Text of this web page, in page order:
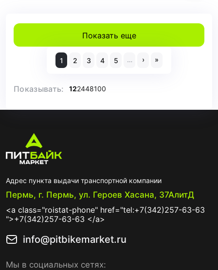
Показать еще
1 2 3 4 5 … › »
Показывать: 122448100
Адрес пункта выдачи транспортной компании
Пермь, г. Пермь, ул. Героев Хасана, 37АлитД
<a class="roistat-phone" href="tel:+7(342)257-63-63
">+7(342)257-63-63 </a>
info@pitbikemarket.ru
Мы в социальных сетях: